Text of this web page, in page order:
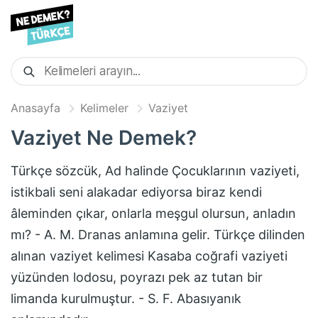
Anasayfa Kelimeler Vaziyet
Vaziyet Ne Demek?
Türkçe sözcük, Ad halinde Çocuklarının vaziyeti,
istikbali seni alakadar ediyorsa biraz kendi
âleminden çıkar, onlarla meşgul olursun, anladın
mı? - A. M. Dranas anlamına gelir. Türkçe dilinden
alınan vaziyet kelimesi Kasaba coğrafi vaziyeti
yüzünden lodosu, poyrazı pek az tutan bir
limanda kurulmuştur. - S. F. Abasıyanık